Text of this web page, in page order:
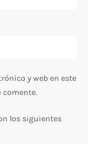
y web en este
comente.
los siguientes